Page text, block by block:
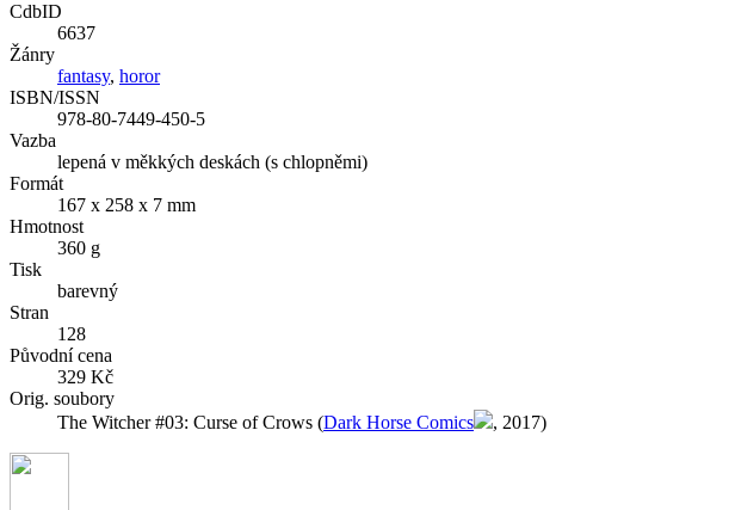
CdbID
6637
Žánry
fantasy, horor
ISBN/ISSN
978-80-7449-450-5
Vazba
lepená v měkkých deskách (s chlopněmi)
Formát
167 x 258 x 7 mm
Hmotnost
360 g
Tisk
barevný
Stran
128
Původní cena
329 Kč
Orig. soubory
The Witcher #03: Curse of Crows (Dark Horse Comics , 2017)